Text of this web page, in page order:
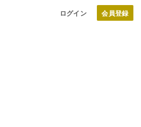
ログイン